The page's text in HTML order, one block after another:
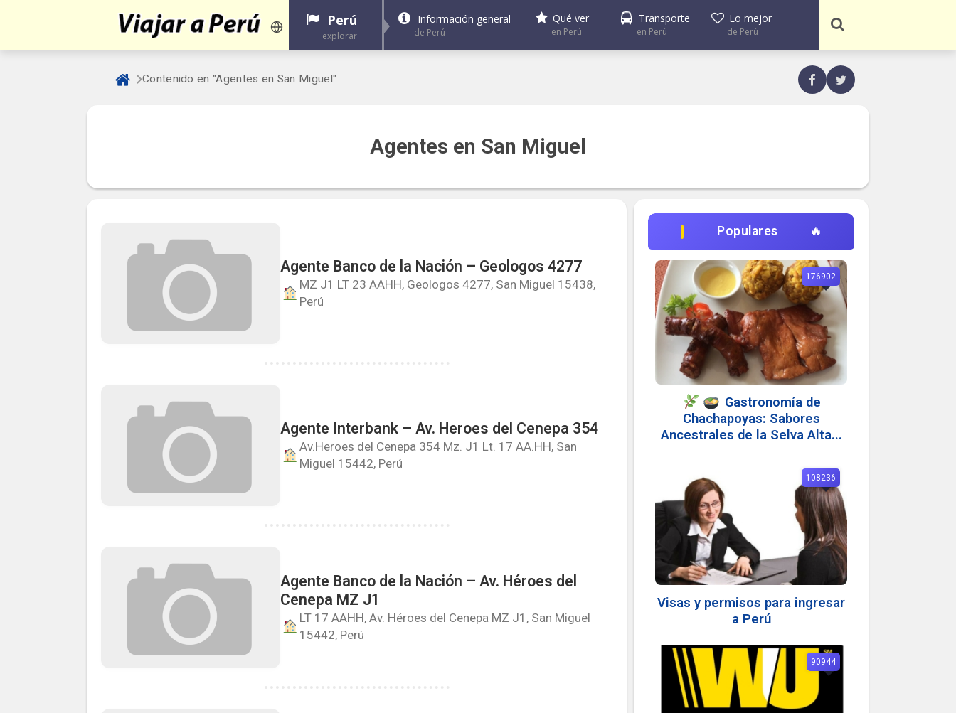
Perú
explorar
Información general
de Perú
Qué ver
en Perú
Transporte
en Perú
Lo mejor
de Perú
Contenido en "Agentes en San Miguel"
Agentes en San Miguel
Agente Banco de la Nación – Geologos 4277
MZ J1 LT 23 AAHH, Geologos 4277, San Miguel 15438,
Perú
Agente Interbank – Av. Heroes del Cenepa 354
Av.Heroes del Cenepa 354 Mz. J1 Lt. 17 AA.HH, San
Miguel 15442, Perú
Agente Banco de la Nación – Av. Héroes del
Cenepa MZ J1
LT 17 AAHH, Av. Héroes del Cenepa MZ J1, San Miguel
15442, Perú
Populares
Gastronomía de
Chachapoyas: Sabores
Ancestrales de la Selva Alta...
176902
Visas y permisos para ingresar
a Perú
108236
90944